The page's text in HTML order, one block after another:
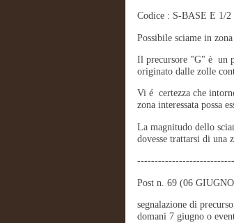
Codice : S-BASE E 1/2
Possibile sciame in zona
Il precursore "G" è un
originato dalle zolle
Vi é certezza che
zona interessata possa
La magnitudo dello
dovesse trattarsi di una
Post n. 69 (06
segnalazione di
domani 7 giugno o